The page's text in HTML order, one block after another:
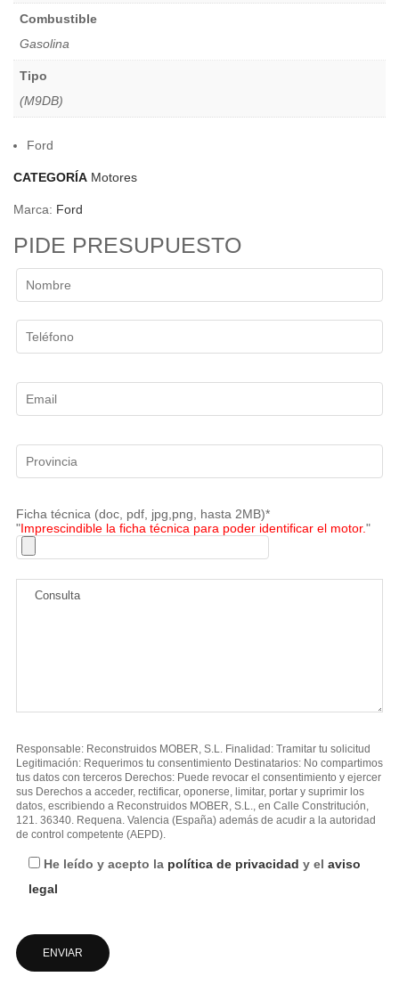
Combustible
Gasolina
Tipo
(M9DB)
Ford
CATEGORÍA Motores
Marca: Ford
PIDE PRESUPUESTO
Ficha técnica (doc, pdf, jpg,png, hasta 2MB)*
"Imprescindible la ficha técnica para poder identificar el motor."
Responsable: Reconstruidos MOBER, S.L. Finalidad: Tramitar tu solicitud
Legitimación: Requerimos tu consentimiento Destinatarios: No compartimos
tus datos con terceros Derechos: Puede revocar el consentimiento y ejercer
sus Derechos a acceder, rectificar, oponerse, limitar, portar y suprimir los
datos, escribiendo a Reconstruidos MOBER, S.L., en Calle Constritución,
121. 36340. Requena. Valencia (España) además de acudir a la autoridad
de control competente (AEPD).
He leído y acepto la política de privacidad y el aviso
legal